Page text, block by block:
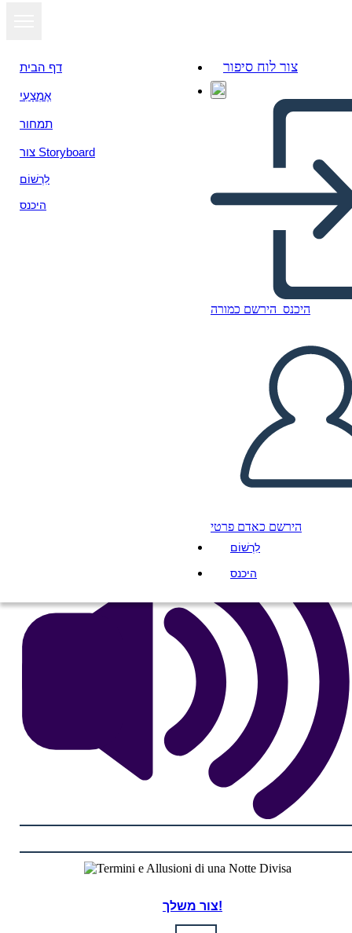
דף הבית
אֶמְצָעִי
תמחור
צור Storyboard
לִרְשׁוֹם
היכנס
צור לוח סיפור
היכנס הירשם כמורה
הירשם כאדם פרטי
לִרְשׁוֹם
היכנס
צור משלך!